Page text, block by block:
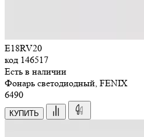
E18RV20
код 146517
Есть в наличии
Фонарь светодиодный, FENIX
6490
КУПИТЬ